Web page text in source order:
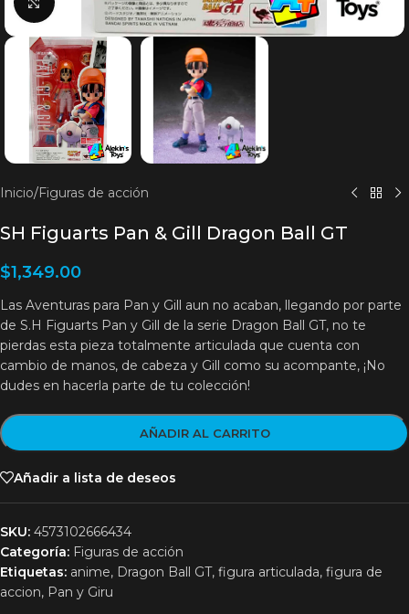
Inicio/Figuras de acción
SH Figuarts Pan & Gill Dragon Ball GT
$1,349.00
Las Aventuras para Pan y Gill aun no acaban, llegando por parte
de S.H Figuarts Pan y Gill de la serie Dragon Ball GT, no te
pierdas esta pieza totalmente articulada que cuenta con
cambio de manos, de cabeza y Gill como su acompante, ¡No
dudes en hacerla parte de tu colección!
AÑADIR AL CARRITO
Añadir a lista de deseos
SKU: 4573102666434
Categoría: Figuras de acción
Etiquetas: anime, Dragon Ball GT, figura articulada, figura de
accion, Pan y Giru